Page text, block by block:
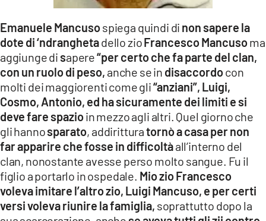
Emanuele Mancusospiega quindi di non sapere la
dote di ‘ndranghetadello zioFrancesco Mancusoma
aggiunge di sapere“per certo che fa parte del clan,
con un ruolo di peso, anche se in disaccordocon
molti dei maggiorenti come gli“anziani”, Luigi,
Cosmo, Antonio, ed ha sicuramente dei limiti e si
deve fare spazioin mezzo agli altri. Quel giorno che
gli hannosparato, addiritturatornò a casa per non
far apparire che fosse in difficoltàall’interno del
clan, nonostante avesse perso molto sangue. Fu il
figlio a portarlo in ospedale. Mio zio Francesco
voleva imitare l’altro zio, Luigi Mancuso, e per certi
versi voleva riunire la famiglia, soprattutto dopo la